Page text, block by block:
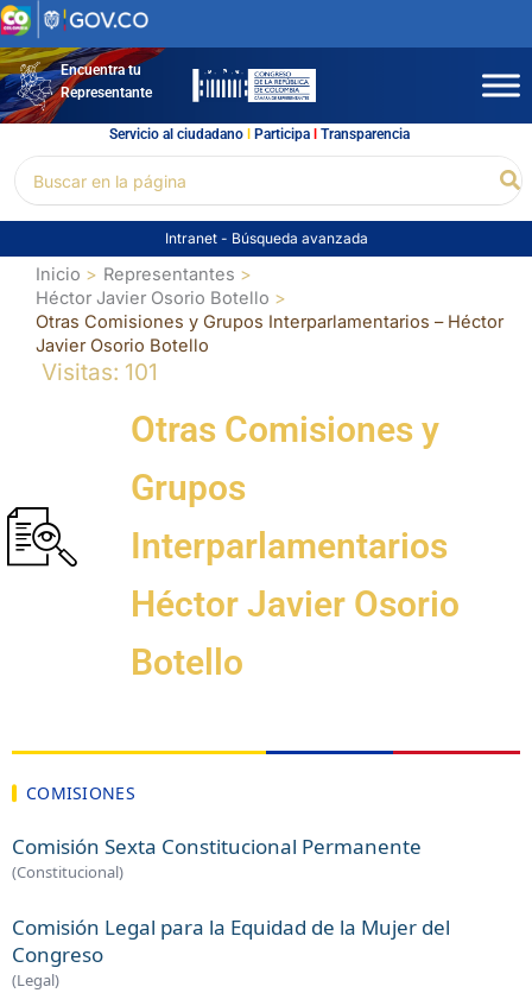
Ir
al
contenidoEncuentra tu
Representante
Servicio al ciudadano l Participal Transparencia
por:
Intranet - Búsqueda avanzada
Inicio
Representantes
Héctor Javier Osorio Botello
Otras Comisiones y Grupos Interparlamentarios – Héctor
Javier Osorio Botello
Visitas: 101
Otras Comisiones y
Grupos
Interparlamentarios
Héctor Javier Osorio
Botello
COMISIONES
Comisión Sexta Constitucional Permanente
(Constitucional)
Comisión Legal para la Equidad de la Mujer del
Congreso
(Legal)